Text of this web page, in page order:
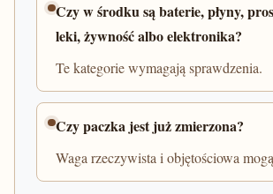
Czy w środku są baterie, płyny,
leki, żywność albo elektronika?
Te kategorie wymagają sprawdzenia.
Czy paczka jest już zmierzona?
Waga rzeczywista i objętościowa